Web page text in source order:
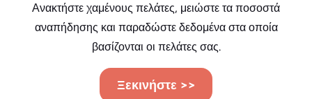
Ανακτήστε χαμένους πελάτες, μειώστε τα ποσοστά
αναπήδησης και παραδώστε δεδομένα στα οποία
βασίζονται οι πελάτες σας.
Ξεκινήστε >>